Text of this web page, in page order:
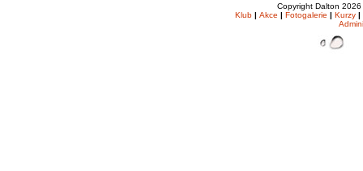
Copyright Dalton
Klub | Akce | Fotogalerie | Kurzy |